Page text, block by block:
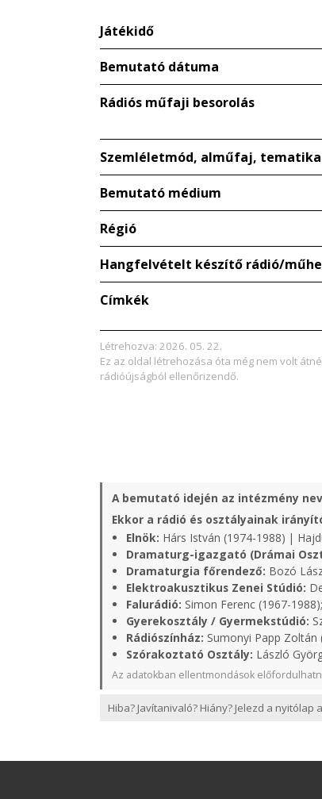
Játékidő
Bemutató dátuma
Rádiós műfaji besorolás
Szemléletmód, alműfaj, tematika
Bemutató médium
Régió
Hangfelvételt készítő rádió/
Címkék
Létrehozva: 2026. 05. 22.
Ez az oldal létrehozása óta még nem volt
rádióújságból ellenőrizendő.
A bemutató idején az intézmény
Ekkor a rádió és osztályainak
Elnök: Hárs István (1974-1988) |
Dramaturg-igazgató (Drámai
Dramaturgia főrendező: Bozó
Elektroakusztikus Zenei Stúdió:
Falurádió: Simon Ferenc (1967-1988);
Gyerekosztály / Gyermekstúdió:
Rádiószínház: Sumonyi Papp Zoltán
Szórakoztató Osztály: László
Az adatokban ellentmondások
Hiba? Javítanivaló? Hiány? Jelezd a nyitólap